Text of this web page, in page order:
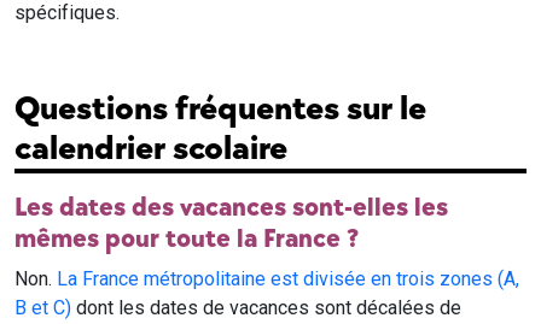
spécifiques.
Questions fréquentes sur le
calendrier scolaire
Les dates des vacances sont-elles les
mêmes pour toute la France ?
Non. La France métropolitaine est divisée en trois zones (A,
B et C) dont les dates de vacances sont décalées de